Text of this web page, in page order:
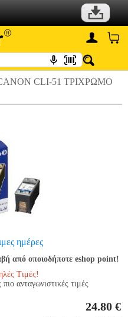
CLI-51 ΤΡΙΧΡΩΜΟ
ημέρες
από οποιοδήποτε eshop point!
Τιμές!
ανταγωνιστικές τιμές
24.80 €